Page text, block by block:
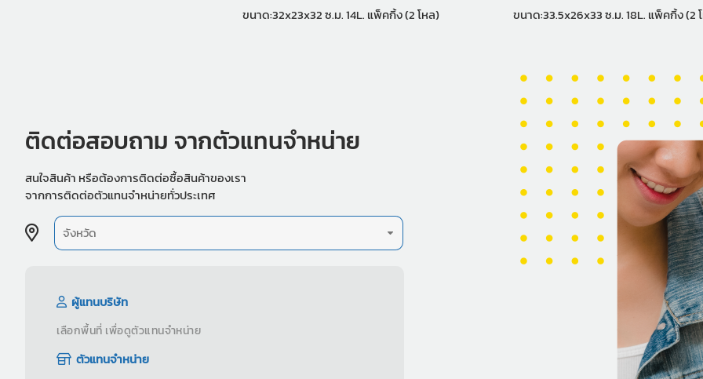
ขนาด:32x23x32 ซ.ม. 14L. แพ็คกิ้ง (2 โหล) ขนาด:33.5x26x33 ซ.ม. 18L. แ
ติดต่อสอบถาม จากตัวแทนจำหน่าย
สนใจสินค้า หรือต้องการติดต่อซื้อสินค้าของเรา
จากการติดต่อตัวแทนจำหน่ายทั่วประเทศ
ผู้แทนบริษัท
เลือกพื้นที่ เพื่อดูตัวแทนจำหน่าย
ตัวแทนจำหน่าย